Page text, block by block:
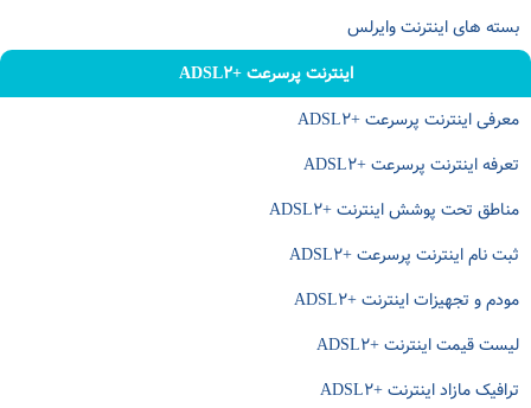
بسته های اینترنت وایرلس
اینترنت پرسرعت +ADSL۲
معرفی اینترنت پرسرعت +ADSL۲
تعرفه اینترنت پرسرعت +ADSL۲
مناطق تحت پوشش اینترنت +ADSL۲
ثبت نام اینترنت پرسرعت +ADSL۲
مودم و تجهیزات اینترنت +ADSL۲
لیست قیمت اینترنت +ADSL۲
ترافیک مازاد اینترنت +ADSL۲